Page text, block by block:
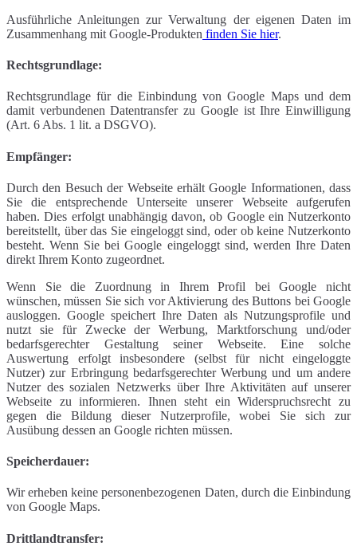
Ausführliche Anleitungen zur Verwaltung der eigenen Daten im
Zusammenhang mit Google-Produkten finden Sie hier.
Rechtsgrundlage:
Rechtsgrundlage für die Einbindung von Google Maps und dem
damit verbundenen Datentransfer zu Google ist Ihre Einwilligung
(Art. 6 Abs. 1 lit. a DSGVO).
Empfänger:
Durch den Besuch der Webseite erhält Google Informationen, dass
Sie die entsprechende Unterseite unserer Webseite aufgerufen
haben. Dies erfolgt unabhängig davon, ob Google ein Nutzerkonto
bereitstellt, über das Sie eingeloggt sind, oder ob keine Nutzerkonto
besteht. Wenn Sie bei Google eingeloggt sind, werden Ihre Daten
direkt Ihrem Konto zugeordnet.
Wenn Sie die Zuordnung in Ihrem Profil bei Google nicht
wünschen, müssen Sie sich vor Aktivierung des Buttons bei Google
ausloggen. Google speichert Ihre Daten als Nutzungsprofile und
nutzt sie für Zwecke der Werbung, Marktforschung und/oder
bedarfsgerechter Gestaltung seiner Webseite. Eine solche
Auswertung erfolgt insbesondere (selbst für nicht eingeloggte
Nutzer) zur Erbringung bedarfsgerechter Werbung und um andere
Nutzer des sozialen Netzwerks über Ihre Aktivitäten auf unserer
Webseite zu informieren. Ihnen steht ein Widerspruchsrecht zu
gegen die Bildung dieser Nutzerprofile, wobei Sie sich zur
Ausübung dessen an Google richten müssen.
Speicherdauer:
Wir erheben keine personenbezogenen Daten, durch die Einbindung
von Google Maps.
Drittlandtransfer: